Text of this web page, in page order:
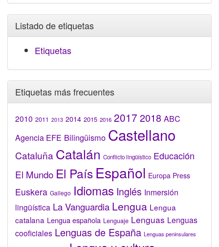
Listado de etiquetas
Etiquetas
Etiquetas más frecuentes
2010 2011 2013 2014 2015 2016 2017 2018 ABC
Agencia EFE Bilingüismo Castellano
Cataluña Catalán Conflicto lingüístico Educación
El Mundo El País Español Europa Press
Euskera Gallego Idiomas Inglés Inmersión
lingüística La Vanguardia Lengua Lengua
catalana Lengua española Lenguaje Lenguas Lenguas
cooficiales Lenguas de España Lenguas peninsulares